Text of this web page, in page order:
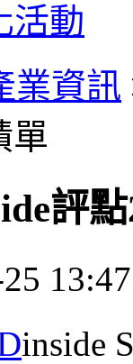
活動
業資訊
單
評
inside